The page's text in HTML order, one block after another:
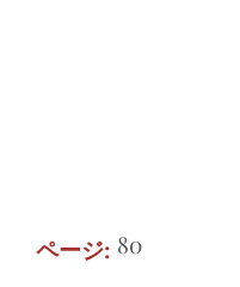
80
ページ: